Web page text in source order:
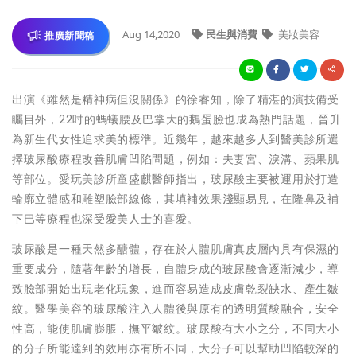
推廣新聞稿 Aug 14,2020 民生與消費 美妝美容
出演《雖然是精神病但沒關係》的徐睿知，除了精湛的演技備受
矚目外，22吋的螞蟻腰及巴掌大的鵝蛋臉也成為熱門話題，晉升
為新生代女性追求美的標準。近幾年，越來越多人到醫美診所選
擇玻尿酸療程改善肌膚凹陷問題，例如：夫妻宮、淚溝、蘋果肌
等部位。愛玩美診所童盛麒醫師指出，玻尿酸主要被運用於打造
輪廓立體感和雕塑臉部線條，其填補效果淺顯易見，在隆鼻及補
下巴等療程也深受愛美人士的喜愛。
玻尿酸是一種天然多醣體，存在於人體肌膚真皮層內具有保濕的
重要成分，隨著年齡的增長，自體身成的玻尿酸會逐漸減少，導
致臉部開始出現老化現象，進而容易造成皮膚乾裂缺水、產生皺
紋。醫學美容的玻尿酸注入人體後與原有的透明質酸融合，安全
性高，能使肌膚膨脹，撫平皺紋。玻尿酸有大小之分，不同大小
的分子所能達到的效用亦有所不同，大分子可以幫助凹陷較深的